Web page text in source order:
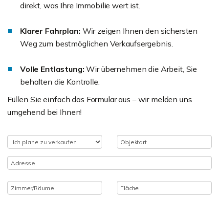
direkt, was Ihre Immobilie wert ist.
Klarer Fahrplan: Wir zeigen Ihnen den sichersten
Weg zum bestmöglichen Verkaufsergebnis.
Volle Entlastung:Wir übernehmen die Arbeit, Sie
behalten die Kontrolle.
Füllen Sie einfach das Formular aus – wir melden uns
umgehend bei Ihnen!